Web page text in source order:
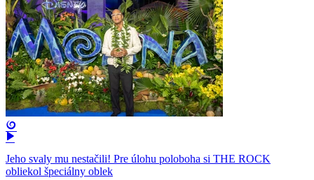
Jeho svaly mu nestačili! Pre úlohu poloboha si THE ROCK
obliekol špeciálny oblek